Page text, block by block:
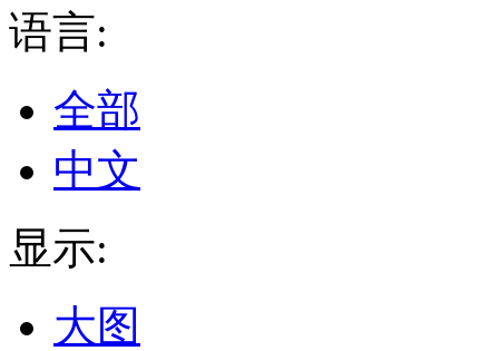
语言:
全部
中文
显示:
大图